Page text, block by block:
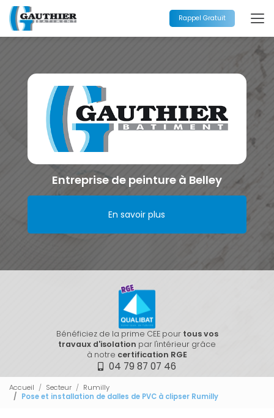
Aller
au
contenu
principal
Rappel Gratuit
Entreprise de peinture à Belley
En savoir plus
Bénéficiez de la prime CEE pourtous vos
travaux d'isolation par l'intérieur grâce
à notre certification RGE
04 79 87 07 46
Accueil Secteur
Rumilly
Pose et installation de dalles de PVC à clipser Rumilly